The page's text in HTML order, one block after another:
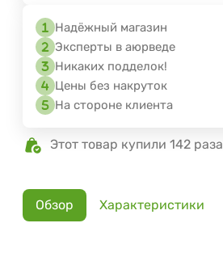
Надёжный магазин
Эксперты в аюрведе
Никаких подделок!
Цены без накруток
На стороне клиента
Этот товар купили 142 раза
Обзор Характеристики